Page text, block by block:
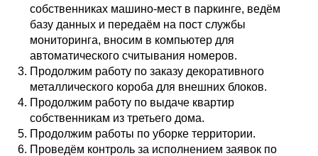
собственниках машино-мест в паркинге, ведём
базу данных и передаём на пост службы
мониторинга, вносим в компьютер для
автоматического считывания номеров.
Продолжим работу по заказу декоративного
металлического короба для внешних блоков.
Продолжим работу по выдаче квартир
собственникам из третьего дома.
Продолжим работы по уборке территории.
Проведём контроль за исполнением заявок по